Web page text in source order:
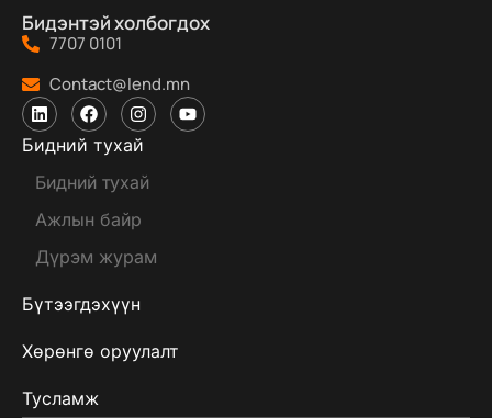
Бидэнтэй холбогдох
7707 0101
Contact@lend.mn
Бидний тухай
Бүтээгдэхүүн
Хөрөнгө оруулалт
Тусламж
Бидний тухай
Ажлын байр
Дүрэм журам